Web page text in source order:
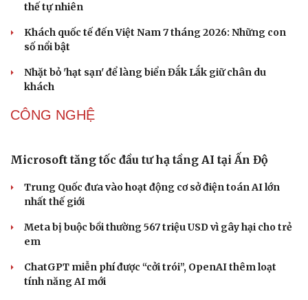
thế tự nhiên
Khách quốc tế đến Việt Nam 7 tháng 2026: Những con
số nổi bật
Nhặt bỏ 'hạt sạn' để làng biển Đắk Lắk giữ chân du
khách
CÔNG NGHỆ
Microsoft tăng tốc đầu tư hạ tầng AI tại Ấn Độ
Trung Quốc đưa vào hoạt động cơ sở điện toán AI lớn
nhất thế giới
Meta bị buộc bồi thường 567 triệu USD vì gây hại cho trẻ
em
ChatGPT miễn phí được “cởi trói”, OpenAI thêm loạt
tính năng AI mới